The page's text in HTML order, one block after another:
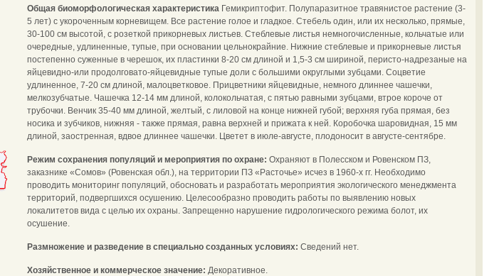
Общая биоморфологическая характеристика Гемикриптофит. Полупаразитное травянистое растение (3-
5 лет) с укороченным корневищем. Все растение голое и гладкое. Стебель один, или их несколько, прямые,
30-100 см высотой, с розеткой прикорневых листьев. Стеблевые листья немногочисленные, кольчатые или
очередные, удлиненные, тупые, при основании цельнокрайние. Нижние стеблевые и прикорневые листья
постепенно суженные в черешок, их пластинки 8-20 см длиной и 1,5-3 см шириной, перисто-надрезаные на
яйцевидно-или продолговато-яйцевидные тупые доли с большими округлыми зубцами. Соцветие
удлиненное, 7-20 см длиной, малоцветковое. Прицветники яйцевидные, немного длиннее чашечки,
мелкозубчатые. Чашечка 12-14 мм длиной, колокольчатая, с пятью равными зубцами, втрое короче от
трубочки. Венчик 35-40 мм длиной, желтый, с лиловой на конце нижней губой; верхняя губа прямая, без
носика и зубчиков, нижняя - также прямая, равна верхней и прижата к ней. Коробочка шаровидная, 15 мм
длиной, заостренная, вдвое длиннее чашечки. Цветет в июле-августе, плодоносит в августе-сентябре.
Режим сохранения популяций и мероприятия по охране: Охраняют в Полесском и Ровенском ПЗ,
заказнике «Сомов» (Ровенская обл.), на территории ПЗ «Расточье» исчез в 1960-х гг. Необходимо
проводить мониторинг популяций, обосновать и разработать мероприятия экологического менеджмента
территорий, подвергшихся осушению. Целесообразно проводить работы по выявлению новых
локалитетов вида с целью их охраны. Запрещенно нарушение гидрологического режима болот, их
осушение.
Размножение и разведение в специально созданных условиях: Сведений нет.
Хозяйственное и коммерческое значение: Декоративное.